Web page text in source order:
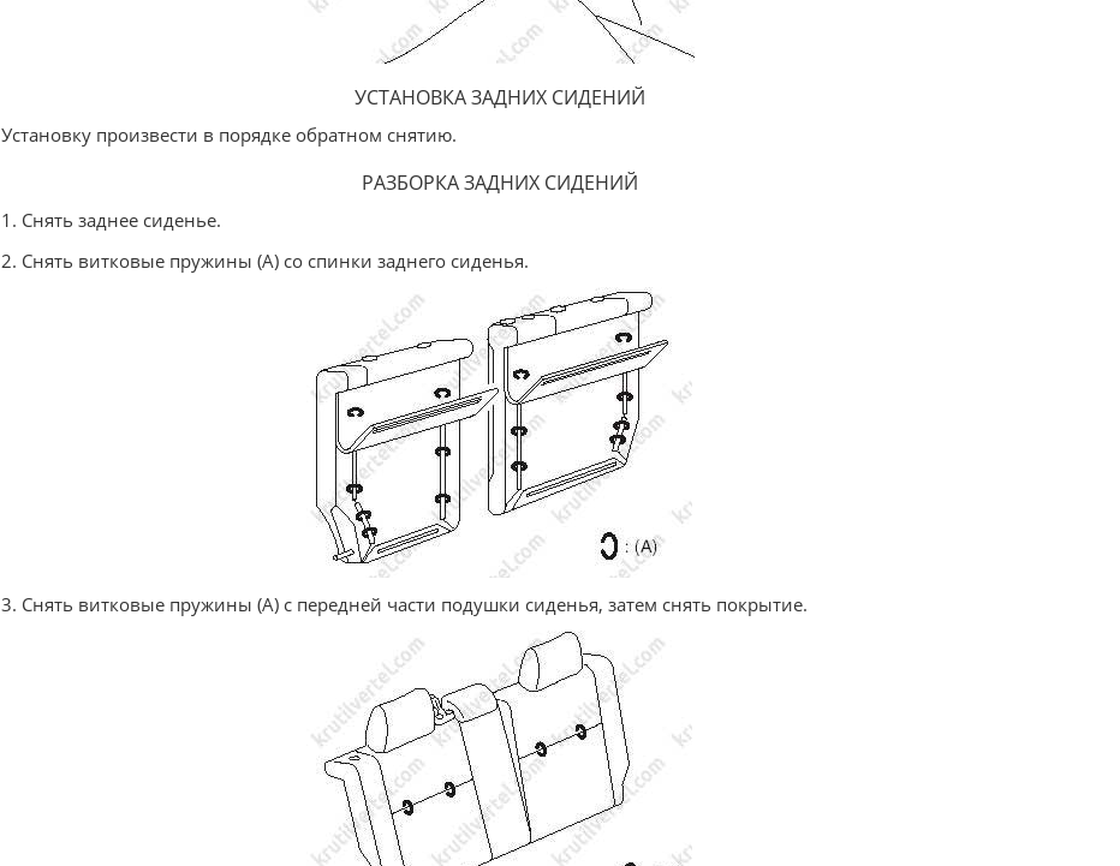
УСТАНОВКА ЗАДНИХ СИДЕНИЙ
Установку произвести в порядке обратном снятию.
РАЗБОРКА ЗАДНИХ СИДЕНИЙ
1. Снять заднее сиденье.
2. Снять витковые пружины (А) со спинки заднего сиденья.
3. Снять витковые пружины (А) с передней части подушки сиденья, затем снять покрытие.